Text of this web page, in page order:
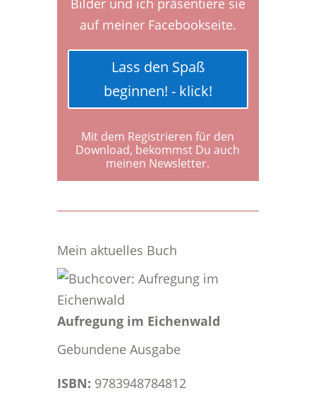
Bilder und ich präsentiere sie
auf meiner Facebookseite.
Lass den Spaß
beginnen! - klick!
Mit dem Registrieren für den
Download, bekommst Du auch
meinen Newsletter.
Mein aktuelles Buch
Aufregung im Eichenwald
Gebundene Ausgabe
ISBN: 9783948784812